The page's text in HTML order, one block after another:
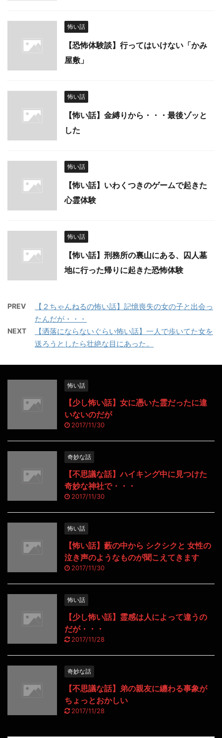
怖い話
【恐怖体験談】行ってはいけない「かみ
屋敷」
怖い話
【怖い話】金縛りから・・・最後ゾッと
した
怖い話
【怖い話】いわくつきのゲームで起きた
心霊体験
怖い話
【怖い話】刑務所の裏山にある、囚人墓
地に行った帰りに起きた恐怖体験
PREV
【２ちゃんねるの怖い話】記憶喪失の女の子と出会っ
たんだが・・・
NEXT
【洒落にならないぐらい怖い話】一人で歩いてた女を
送ろうとしたら壮絶な目にあった。
怖い話
【少し怖い話】女に憑いた霊だったに違
いないのだが
2017/11/30
奇妙な話
【不思議な話】ハイキング中に見つけた
奇妙な神社で・・・
2017/11/30
怖い話
【怖い話】藪の中から シクシクと 女性の
泣き声のようなものが聞こえてきます
2017/11/30
怖い話
【少し怖い話】霊感は人によって違うの
だが・・・
2017/11/28
奇妙な話
【不思議な話】弟の親友に纏わる事象が
ちょっとおかしい
2017/11/28